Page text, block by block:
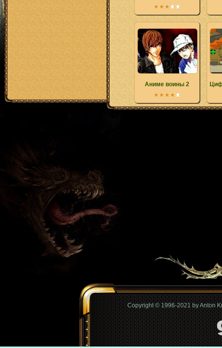
Аниме воины 2
Copyright © 1996-2021 by Anton